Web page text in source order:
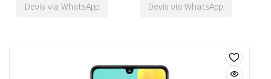
Devis via WhatsApp Devis via WhatsApp